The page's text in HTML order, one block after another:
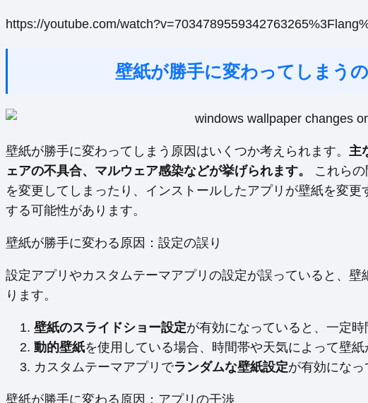
https://youtube.com/
壁紙が勝手に変わってしまう
壁紙が勝手に変わってしまう原因はいくつか考えられます。 主
ェアの不具合、マルウェア感染などが挙げられます。
これら
を変更してしまったり、インストールしたアプリが壁紙を変
する可能性があります。
壁紙が勝手に変わる原因：設定の誤り
設定アプリやカスタムテーマアプリの設定が誤っていると、
ります。
壁紙のスライドショー設定が有効になっていると、一定
動的壁紙を使用している場合、時間帯や天気によって壁紙
カスタムテーマアプリでランダムな壁紙設定が有効になっ
壁紙が勝手に変わる原因：アプリの干渉